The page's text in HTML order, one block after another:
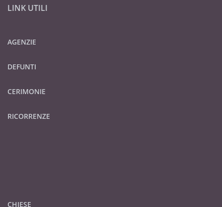
LINK UTILI
AGENZIE
DEFUNTI
CERIMONIE
RICORRENZE
CHIESE